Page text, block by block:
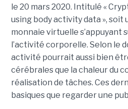
le 20 mars 2020. Intitulé «
using body activity data », soit
monnaie virtuelle s’appuyant
l’activité corporelle. Selon le
activité pourrait aussi bien
cérébrales que la chaleur du
réalisation de tâches. Ces
basiques que regarder une